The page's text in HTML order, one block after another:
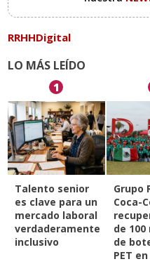
RRHHDigital
LO MÁS LEÍDO
1
Talento senior
es clave para un
mercado laboral
verdaderamente
inclusivo
Grupo
Coca-
de
de
PET